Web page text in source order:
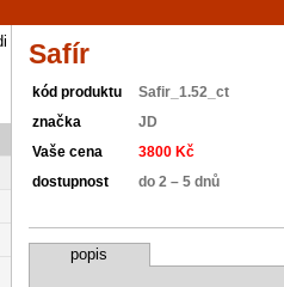
Safír
kód produktu Safir_1.52_ct
značka JD
Vaše cena 3800 Kč
dostupnost do 2 – 5 dnů
popis